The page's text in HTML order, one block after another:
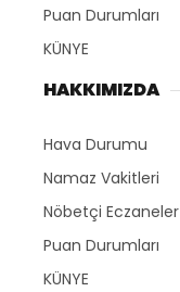
Puan Durumları
KÜNYE
HAKKIMIZDA
Hava Durumu
Namaz Vakitleri
Nöbetçi Eczaneler
Puan Durumları
KÜNYE